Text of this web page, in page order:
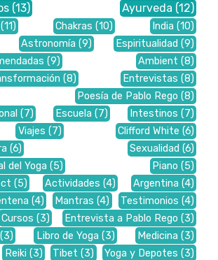
(13) Ayurveda (12)
(11) Chakras (10) India (10)
Astronomía (9) Espiritualidad (9)
(9) Ambient (8)
(8) Entrevistas (8)
Poesía de Pablo Rego (8)
(7) Escuela (7) Intestinos (7)
Viajes (7) Clifford White (6)
(6) Sexualidad (6)
del Yoga (5) Piano (5)
(5) Actividades (4) Argentina (4)
(4) Mantras (4) Testimonios (4)
Cursos (3) Entrevista a Pablo Rego (3)
(3) Libro de Yoga (3) Medicina (3)
Reiki (3) Tibet (3) Yoga y Depotes (3)